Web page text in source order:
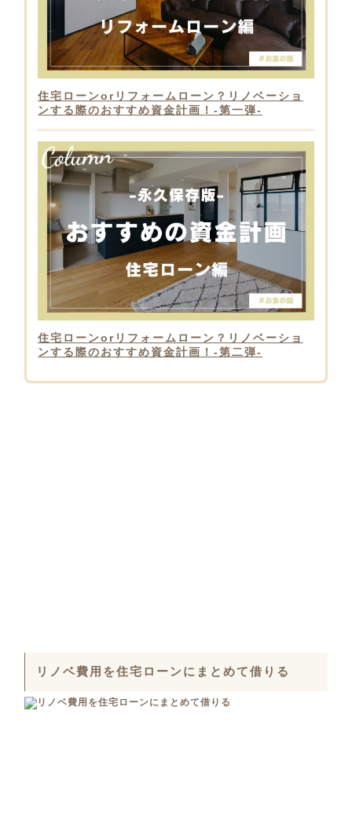
住宅ローンorリフォームローン？リノベーショ
ンする際のおすすめ資金計画！-第一弾-
住宅ローンorリフォームローン？リノベーショ
ンする際のおすすめ資金計画！-第二弾-
リノベ費用を住宅ローンにまとめて借りる